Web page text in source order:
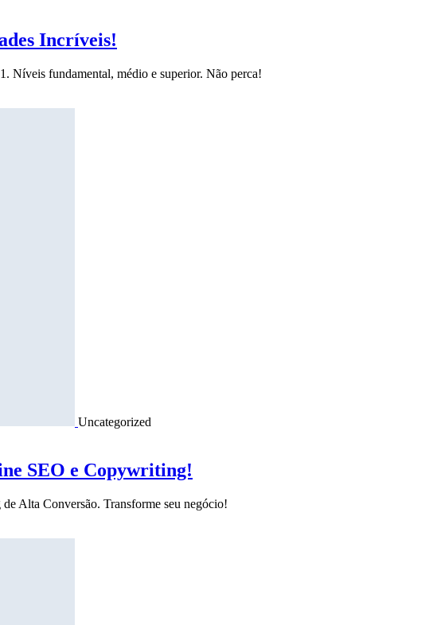
Incríveis!
Níveis fundamental, médio e superior. Não perca!
Uncategorized
SEO e Copywriting!
Alta Conversão. Transforme seu negócio!